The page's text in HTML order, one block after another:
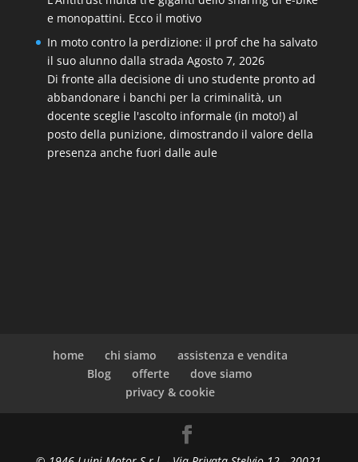
e monopattini. Ecco il motivo
In moto contro la perdizione: il prof che ha salvato
il suo alunno dalla strada Agosto 7, 2026
Di fronte alla decisione di uno studente pronto ad
abbandonare i banchi per la criminalità, un
docente sceglie l'ascolto informale (in moto!) al
posto della punizione, dimostrando il valore della
presenza anche fuori dalle aule
home chi siamo
assistenza e vendita
Blog
offerte
dove siamo
privacy & cookie